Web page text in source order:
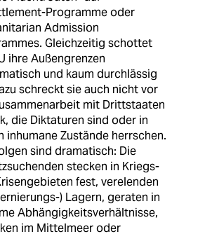
Programme oder
Admission
Gleichzeitig schottet
ihre Außengrenzen
und kaum durchlässig
schreckt sie auch nicht vor
mit Drittstaaten
die Diktaturen sind oder in
inhumane Zustände herrschen.
sind dramatisch: Die
stecken in Kriegs-
fest, verelenden
) Lagern, geraten in
Abhängigkeitsverhältnisse,
im Mittelmeer oder